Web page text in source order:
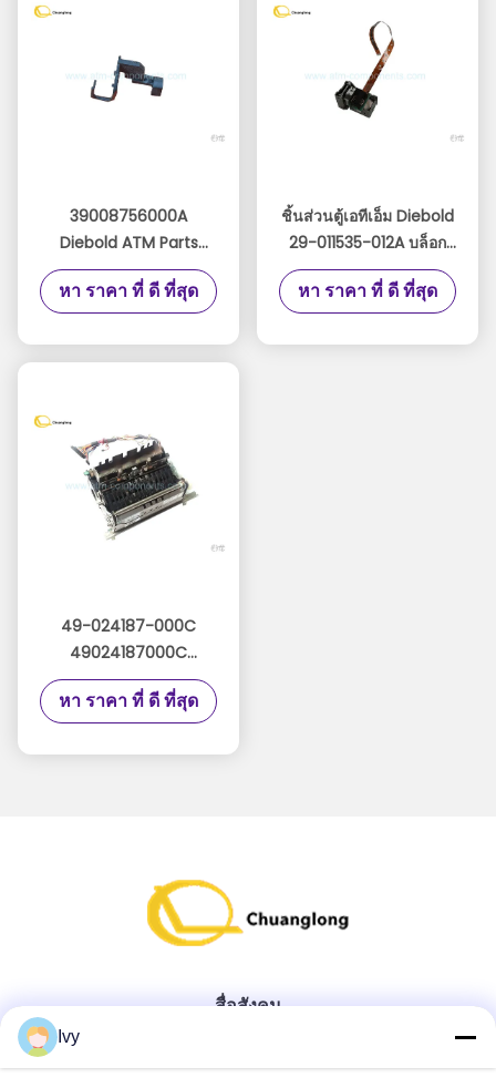
39008756000A
Diebold ATM Parts
Stripper Fender 368
562 39-008756-000A
หา ราคา ที่ ดี ที่สุด
ชิ้นส่วนตู้เอทีเอ็ม Diebold
29-011535-012A บล็อก
Diebold IC ติดต่อใน
29011535012A
หา ราคา ที่ ดี ที่สุด
49-024187-000C
49024187000C
Diebold ATM Parts
Assembly Front Upper
หา ราคา ที่ ดี ที่สุด
สื่อสังคม
Ivy